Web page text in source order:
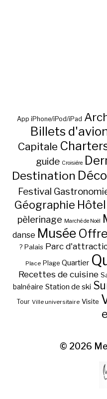
App iPhone/iPod/iPad
Billets
Capitale
guide Croisière
Destination
Festival
Géographie Hôtel
pèlerinage Marché de Noël
danse Musée
? Palais Parc
Place Plage Quartier
Recettes de cuisine
balnéaire Station de ski
Tour Ville universitaire Visite
© 2026